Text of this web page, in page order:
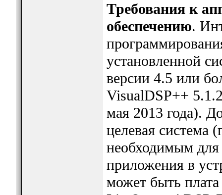
Требования к
обеспечению.
установленной
версии 4.5 или
VisualDSP++
мая 2013 года).
целевая система
необходимым для
приложения в
может быть